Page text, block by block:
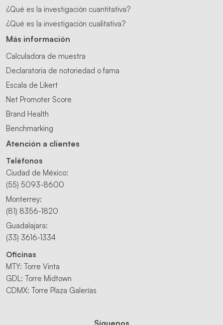
¿Qué es la investigación cuantitativa?
¿Qué es la investigación cualitativa?
Más información
Calculadora de muestra
Declaratoria de notoriedad o fama
Escala de Likert
Net Promoter Score
Brand Health
Benchmarking
Atención a clientes
Teléfonos
Ciudad de México:
(55) 5093-8600
Monterrey:
(81) 8356-1820
Guadalajara:
(33) 3616-1334
Oficinas
MTY: Torre Vinta
GDL: Torre Midtown
CDMX: Torre Plaza Galerías
Síguenos